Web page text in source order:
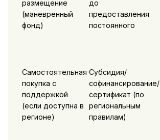
размещение
(маневренный
фонд)
до
предоставления
постоянного
Самостоятельная
покупка с
поддержкой
(если доступна в
регионе)
Субсидия/
софинансирование/
сертификат (по
региональным
правилам)